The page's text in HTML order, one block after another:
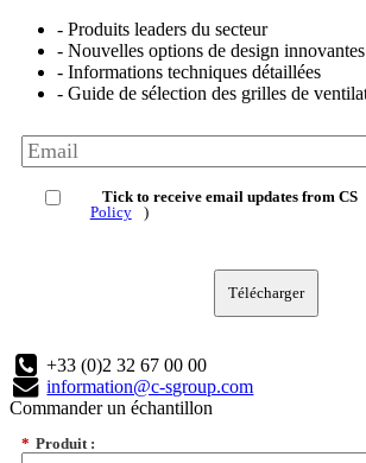
- Produits leaders du secteur
- Nouvelles options de design innovantes
- Informations techniques détaillées
- Guide de sélection des grilles de
Tick to receive email updates from CS
Policy
)
Télécharger
+33 (0)2 32 67 00 00
information@c-sgroup.com
Commander un échantillon
* Produit :